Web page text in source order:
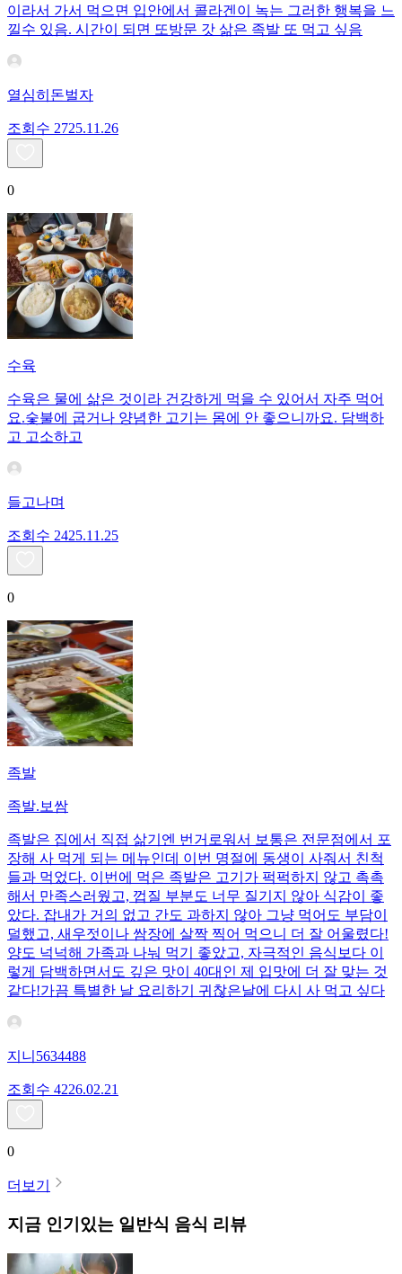
이라서 가서 먹으면 입안에서 콜라겐이 녹는 그러한 행복을 느
낄수 있음. 시간이 되면 또방문 갓 삶은 족발 또 먹고 싶음
열심히돈벌자
조회수 2725.11.26
0
수육
수육은 물에 삶은 것이라 건강하게 먹을 수 있어서 자주 먹어
요.숯불에 굽거나 양념한 고기는 몸에 안 좋으니까요. 담백하
고 고소하고
들고나며
조회수 2425.11.25
0
족발
족발.보쌈
족발은 집에서 직접 삶기엔 번거로워서 보통은 전문점에서 포
장해 사 먹게 되는 메뉴인데 이번 명절에 동생이 사줘서 친척
들과 먹었다. 이번에 먹은 족발은 고기가 퍽퍽하지 않고 촉촉
해서 만족스러웠고, 껍질 부분도 너무 질기지 않아 식감이 좋
았다. 잡내가 거의 없고 간도 과하지 않아 그냥 먹어도 부담이
덜했고, 새우젓이나 쌈장에 살짝 찍어 먹으니 더 잘 어울렸다!
양도 넉넉해 가족과 나눠 먹기 좋았고, 자극적인 음식보다 이
렇게 담백하면서도 깊은 맛이 40대인 제 입맛에 더 잘 맞는 것
같다!가끔 특별한 날 요리하기 귀찮은날에 다시 사 먹고 싶다
지니5634488
조회수 4226.02.21
0
더보기
지금 인기있는 일반식 음식 리뷰